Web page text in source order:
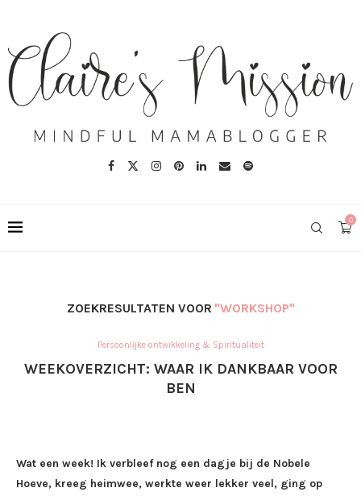
0
ZOEKRESULTATEN VOOR "WORKSHOP"
Persoonlijke ontwikkeling & Spiritualiteit
WEEKOVERZICHT: WAAR IK DANKBAAR VOOR
BEN
Wat een week! Ik verbleef nog een dagje bij de Nobele
Hoeve, kreeg heimwee, werkte weer lekker veel, ging op